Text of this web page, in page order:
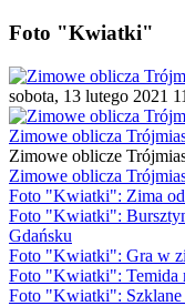
Foto "Kwiatki"
sobota, 13 lutego 2021
Zimowe oblicza
Zimowe oblicze
Zimowe oblicza
Foto "Kwiatki": Zima
Foto "Kwiatki":
Gdańsku
Foto "Kwiatki": Gra w
Foto "Kwiatki": Temida
Foto "Kwiatki": Szklane